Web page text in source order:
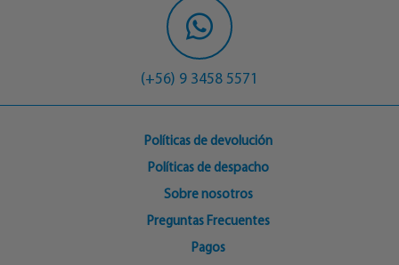
(+56) 9 3458 5571
Políticas de devolución
Políticas de despacho
Sobre nosotros
Preguntas Frecuentes
Pagos